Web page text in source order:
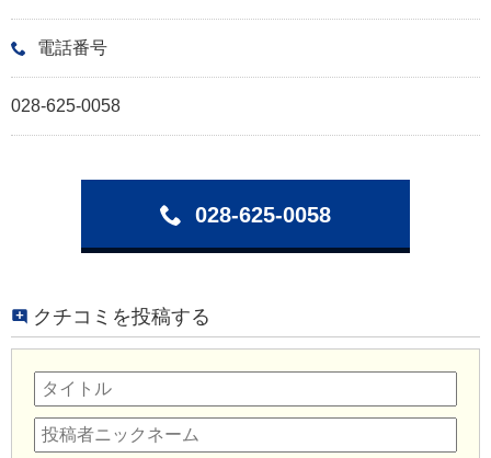
電話番号
028-625-0058
028-625-0058
クチコミを投稿する